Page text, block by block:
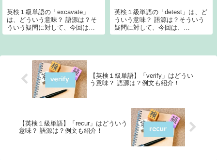
英検１級単語の「excavate」
は、どういう意味？ 語源は？そ
ういう疑問に対して、今回は、
「excavate」の意味、語源、例
よると、「excavate」の意味
英検１級単語の「detest」は、ど
ういう意味？ 語源は？そういう
疑問に対して、今回は、
「detest」の意味、語源、例文に
【英検１級単語】「verify」はどうい
う意味？ 語源は？例文も紹介！
【英検１級単語】「recur」はどういう
意味？ 語源は？例文も紹介！